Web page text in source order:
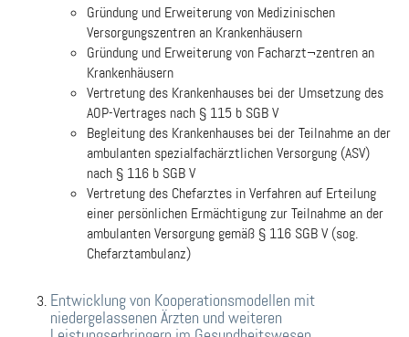
Gründung und Erweiterung von Medizinischen
Versorgungszentren an Krankenhäusern
Gründung und Erweiterung von Facharzt¬zentren an
Krankenhäusern
Vertretung des Krankenhauses bei der Umsetzung des
AOP-Vertrages nach § 115 b SGB V
Begleitung des Krankenhauses bei der Teilnahme an der
ambulanten spezialfachärztlichen Versorgung (ASV)
nach § 116 b SGB V
Vertretung des Chefarztes in Verfahren auf Erteilung
einer persönlichen Ermächtigung zur Teilnahme an der
ambulanten Versorgung gemäß § 116 SGB V (sog.
Chefarztambulanz)
Entwicklung von Kooperationsmodellen mit
niedergelassenen Ärzten und weiteren